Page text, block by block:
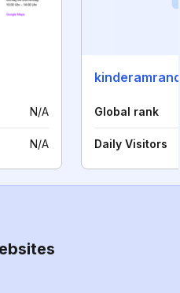
N/A
N/A
Global rank
Daily Visitors